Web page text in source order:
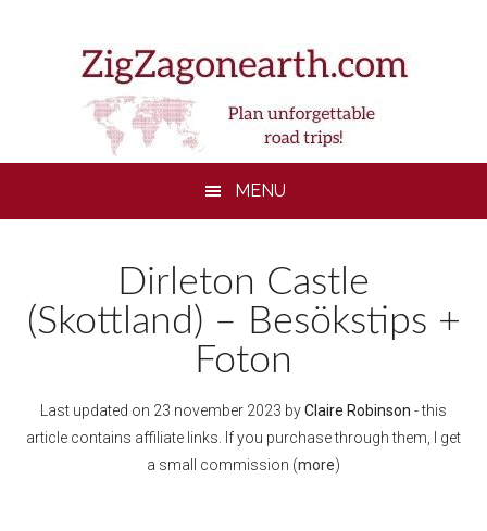
MENU
Dirleton Castle
(Skottland) – Besökstips +
Foton
Last updated on 23 november 2023 byClaire Robinson - this
article contains affiliate links. If you purchase through them, I get
a small commission (more)